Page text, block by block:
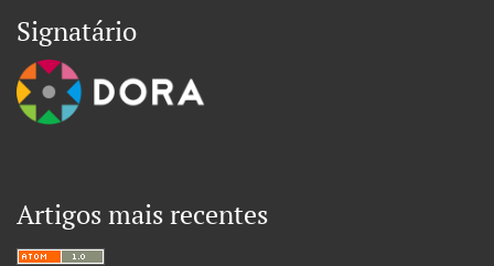
Signatário
Artigos mais recentes